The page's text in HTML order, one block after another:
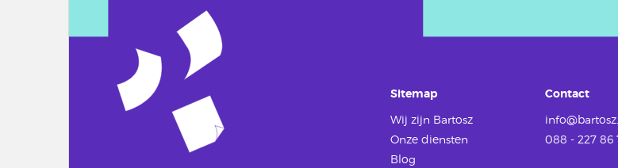
Sitemap
Wij zijn Bartosz
Onze diensten
Blog
Contact
088 - 227 86